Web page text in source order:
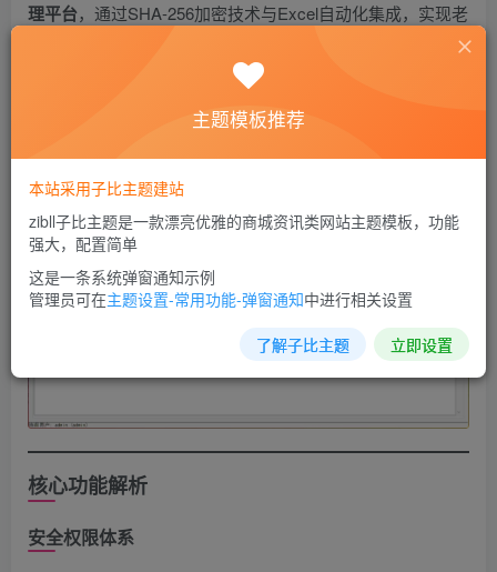
理平台，通过SHA-256加密技术与Excel自动化集成，实现老
权
及替换记录追溯，解决传统纸质管理效率低、易
出错等痛点，符合《老年人权益保障法》数据管理要求。
核心功能解析
安全权限体系
主题模板推荐
本站采用子比主题建站
zibll子比主题是一款漂亮优雅的商城资讯类网站主题模板，功能
强大，配置简单
这是一条系统弹窗通知示例
管理员可在主题设置-常用功能-弹窗通知中进行相关设置
了解子比主题 立即设置